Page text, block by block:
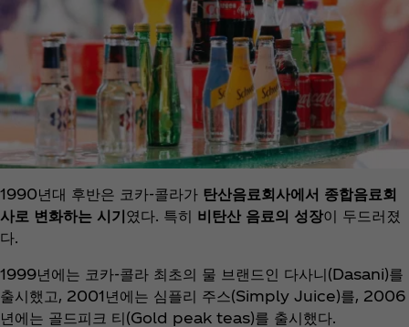
1990년대 후반은 코카-콜라가 탄산음료회사에서 종합음료회
사로 변화하는 시기였다. 특히 비탄산 음료의 성장이 두드러졌
다.
1999년에는 코카-콜라 최초의 물 브랜드인 다사니(Dasani)를
출시했고, 2001년에는 심플리 주스(Simply Juice)를, 2006
년에는 골드피크 티(Gold peak teas)를 출시했다.